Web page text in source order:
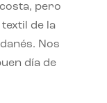
pero
de la
Nos
día de